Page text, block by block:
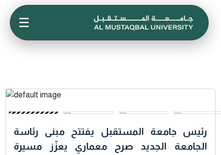
☰
رئيس جامعة المستقبل يفتتح مبنى رئاسة
الجامعة الجديد صرح معماري يعزّز مسيرة